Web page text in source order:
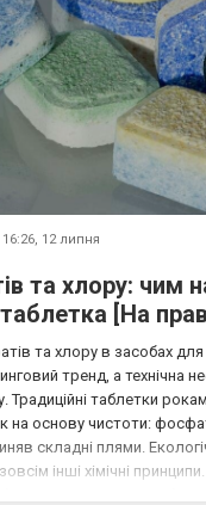
16:26, 12 липня
та хлору: чим
[На
та хлору в засобах
тренд, а технічна
Традиційні таблетки
на основу чистоти:
складні плями.
інші хімічні